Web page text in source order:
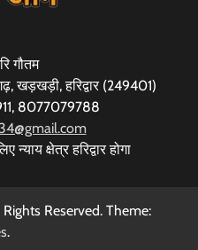
गौतम
खड़खड़ी, हरिद्वार (249401)
8077079788
न्याय क्षेत्र हरिद्वार होगा
Reserved. Theme:
.